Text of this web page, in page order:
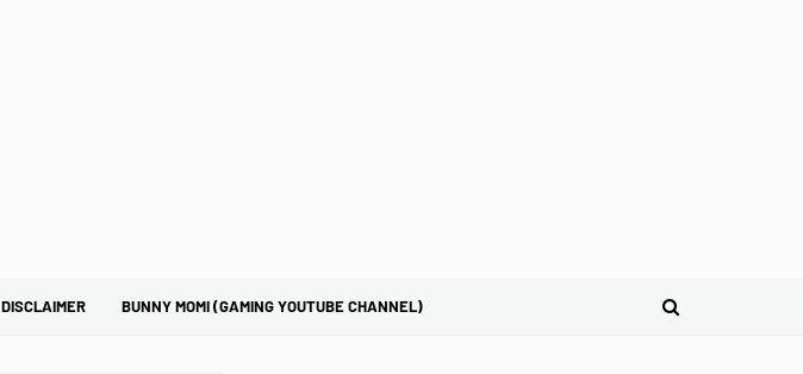
DISCLAIMER BUNNY MOMI (GAMING YOUTUBE CHANNEL)